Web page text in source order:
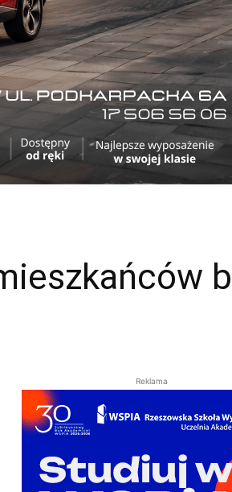
Reklama